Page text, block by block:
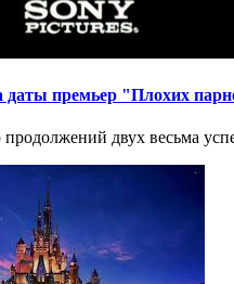
даты премьер "Плохих
продолжений двух весьма